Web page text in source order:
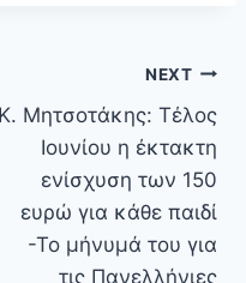
NEXT
Κ. Μητσοτάκης: Τέλος
Ιουνίου η έκτακτη
ενίσχυση των 150
ευρώ για κάθε παιδί
-Το μήνυμά του για
τις Πανελλήνιες